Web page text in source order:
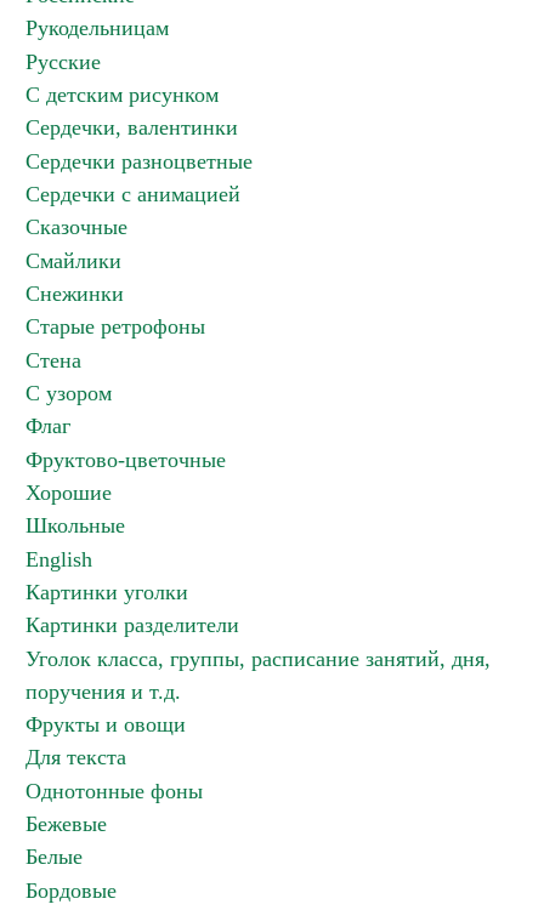
Рукодельницам
Русские
С детским рисунком
Сердечки, валентинки
Сердечки разноцветные
Сердечки с анимацией
Сказочные
Смайлики
Снежинки
Старые ретрофоны
Стена
С узором
Флаг
Фруктово-цветочные
Хорошие
Школьные
English
Картинки уголки
Картинки разделители
Уголок класса, группы, расписание занятий, дня,
поручения и т.д.
Фрукты и овощи
Для текста
Однотонные фоны
Бежевые
Белые
Бордовые